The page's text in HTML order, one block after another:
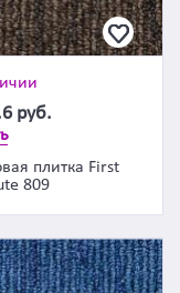
руб.
плитка First
809